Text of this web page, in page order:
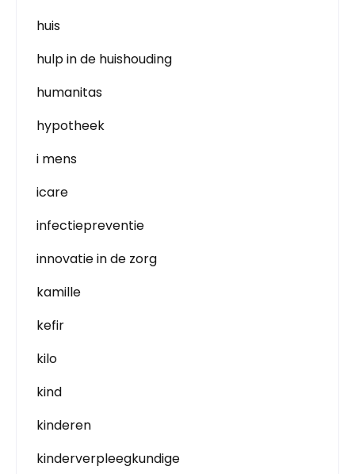
huis
hulp in de huishouding
humanitas
hypotheek
i mens
icare
infectiepreventie
innovatie in de zorg
kamille
kefir
kilo
kind
kinderen
kinderverpleegkundige